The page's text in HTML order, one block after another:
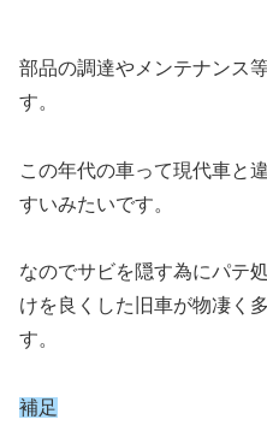
部品の調達やメンテナンス
す。
この年代の車って現代車と
すいみたいです。
なのでサビを隠す為にパテ
けを良くした旧車が物凄く
す。
補足